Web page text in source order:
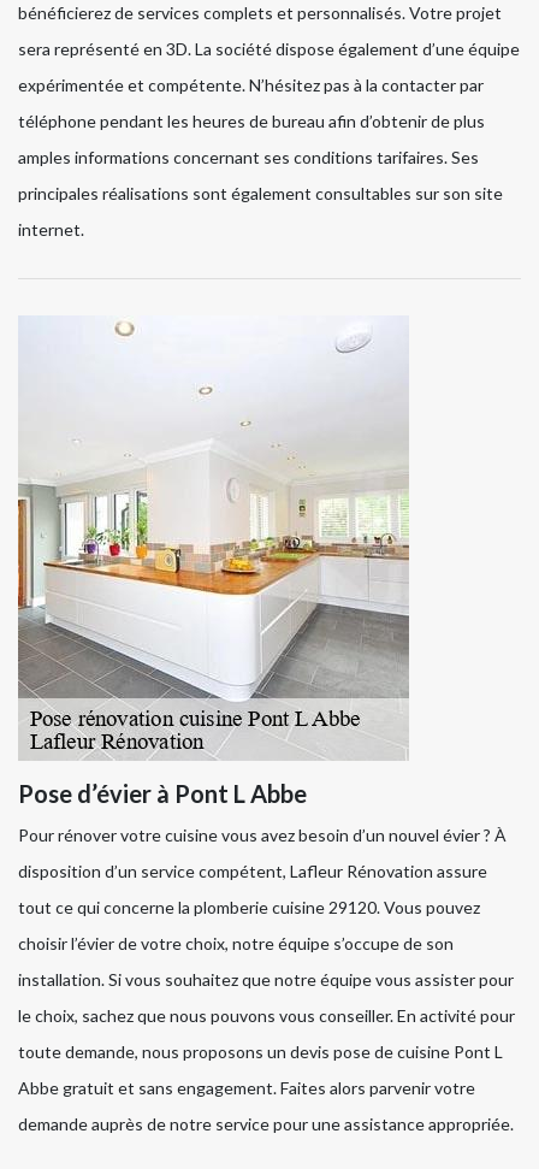
bénéficierez de services complets et personnalisés. Votre projet
sera représenté en 3D. La société dispose également d’une équipe
expérimentée et compétente. N’hésitez pas à la contacter par
téléphone pendant les heures de bureau afin d’obtenir de plus
amples informations concernant ses conditions tarifaires. Ses
principales réalisations sont également consultables sur son site
internet.
Pose d’évier à Pont L Abbe
Pour rénover votre cuisine vous avez besoin d’un nouvel évier ? À
disposition d’un service compétent, Lafleur Rénovation assure
tout ce qui concerne la plomberie cuisine 29120. Vous pouvez
choisir l’évier de votre choix, notre équipe s’occupe de son
installation. Si vous souhaitez que notre équipe vous assister pour
le choix, sachez que nous pouvons vous conseiller. En activité pour
toute demande, nous proposons un devis pose de cuisine Pont L
Abbe gratuit et sans engagement. Faites alors parvenir votre
demande auprès de notre service pour une assistance appropriée.